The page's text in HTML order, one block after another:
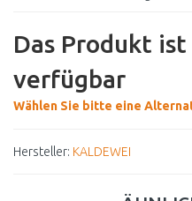
Das Produkt
verfügbar
Wählen Sie bitte eine
Hersteller: KALDEWEI